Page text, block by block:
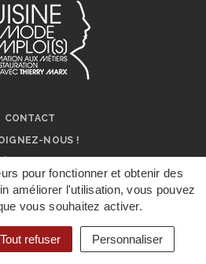
pour fonctionner et obtenir des
améliorer l'utilisation, vous pouvez
vous souhaitez activer.
Tout refuser Personnaliser
DÉPOSER UN
CONTACT
NOUS !
DE NOUS !
LÉGALES